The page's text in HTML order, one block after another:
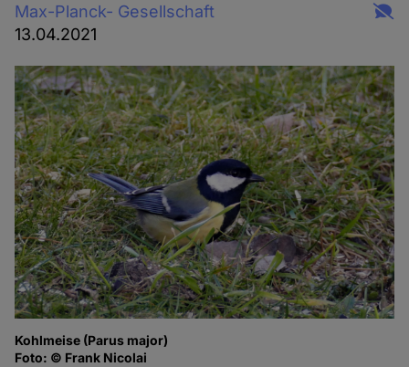
Max-Planck- Gesellschaft
13.04.2021
Kohlmeise (Parus major)
Foto: © Frank Nicolai